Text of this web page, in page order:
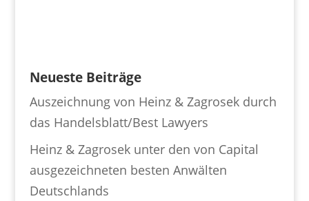
Neueste Beiträge
Auszeichnung von Heinz & Zagrosek durch
das Handelsblatt/Best Lawyers
Heinz & Zagrosek unter den von Capital
ausgezeichneten besten Anwälten
Deutschlands